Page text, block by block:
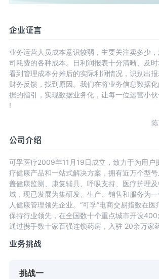
企业证言
业务运营人员成本意识较弱，主要关注卖多少
司耗费的各种成本。日利润报表十分清晰、及
看到管理成本分摊后的实际利润情况，识别出
财务反馈，找到原因。我们在将业务信息数据
据的指引，实现数据业务化，让每一位运营小
!
公司介绍
可孚医疗2009年11月19日成立，致力于为用户
疗健康产品和一站式解决方案，拥有近万个型
盖健康监测、康复辅具、呼吸支持、医疗护理
域，现已发展为集研发、生产、销售和服务为
人健康管理领先企业。“可孚”电商交易指数在
保持行业领先，在全国数十个重点城市开设
通过携手数十家百强连锁药房，入驻 20余万家
业务挑战
挑战一